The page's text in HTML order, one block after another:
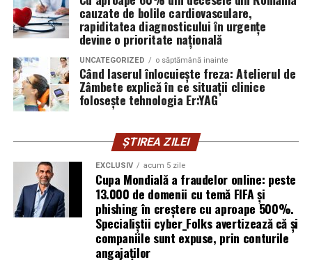
furnizor de hosting nu poate opri un utilizator să își
introducă parola pe o pagină clonată. În acel moment,
vigilența utilizatorului rămâne prima linie de apărare”,
explică Horațiu Șimon, Chief Technology Officer
cyber_Folks România.
Subiectul a fost semnalat și de FBI, care a inclus în
turneului, de la fraude online și furtul datelor până la
operațiuni de dezinformare.
Avertismentele publice s-au concentrat în principal
asupra fanilor și infrastructurii orașelor gazdă, însă
specialiștii atrag atenția că firmele pot fi afectate
inclusiv atunci când nu au nicio legătură directă cu
industria sportului, turismului sau vânzarea de bilete.
cauzate de bolile cardiovasculare,
rapiditatea diagnosticului în urgențe
devine o prioritate națională
UNCATEGORIZED o săptămână inainte
Când laserul înlocuiește freza: Atelierul de
Zâmbete explică în ce situații clinice
folosește tehnologia Er:YAG
ȘTIREA ZILEI
EXCLUSIV acum 5 zile
Cupa Mondială a fraudelor online: peste
13.000 de domenii cu temă FIFA și
phishing în creștere cu aproape 500%.
Specialiștii cyber_Folks avertizează că și
companiile sunt expuse, prin conturile
angajaților